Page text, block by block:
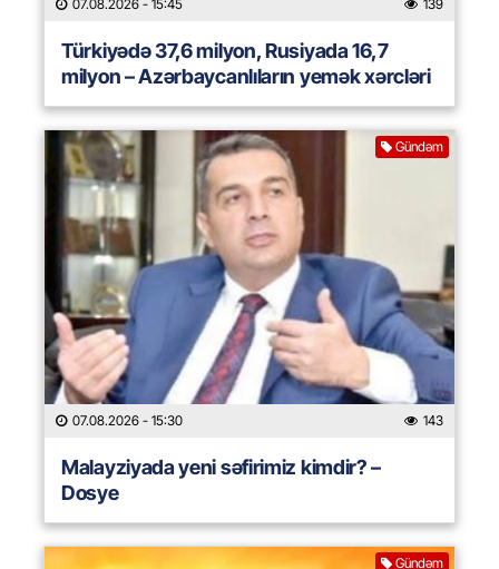
07.08.2026 - 15:45 139
Türkiyədə 37,6 milyon, Rusiyada 16,7
milyon – Azərbaycanlıların yemək xərcləri
Gündəm
07.08.2026 - 15:30 143
Malayziyada yeni səfirimiz kimdir? –
Dosye
Gündəm